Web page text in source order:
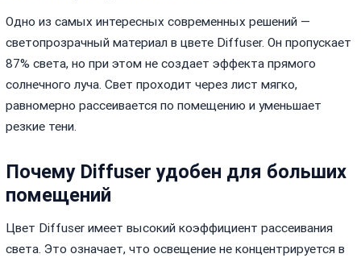
Одно из самых интересных современных решений —
светопрозрачный материал в цвете Diffuser. Он пропускает
87% света, но при этом не создает эффекта прямого
солнечного луча. Свет проходит через лист мягко,
равномерно рассеивается по помещению и уменьшает
резкие тени.
Почему Diffuser удобен для больших
помещений
Цвет Diffuser имеет высокий коэффициент рассеивания
света. Это означает, что освещение не концентрируется в